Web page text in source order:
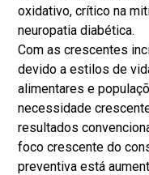
oxidativo, crítico na
neuropatia diabética.
Com as crescentes
devido a estilos de
alimentares e
necessidade
resultados
foco crescente do
preventiva está